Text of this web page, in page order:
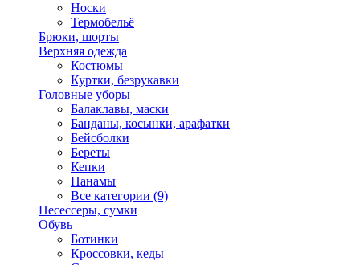
Носки
Термобельё
Брюки, шорты
Верхняя одежда
Костюмы
Куртки, безрукавки
Головные уборы
Балаклавы, маски
Банданы, косынки, арафатки
Бейсболки
Береты
Кепки
Панамы
Все категории (9)
Несессеры, сумки
Обувь
Ботинки
Кроссовки, кеды